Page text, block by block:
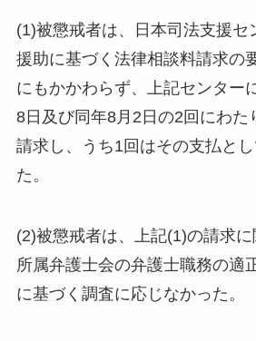
(1)被懲戒者は、日本司法支援セ
援助に基づく法律相談料請求の
にもかかわらず、上記センター
8日及び同年8月2日の2回にわた
請求し、うち1回はその支払と
た。
(2)被懲戒者は、上記(1)の請求
所属弁護士会の弁護士職務の適
に基づく調査に応じなかった。